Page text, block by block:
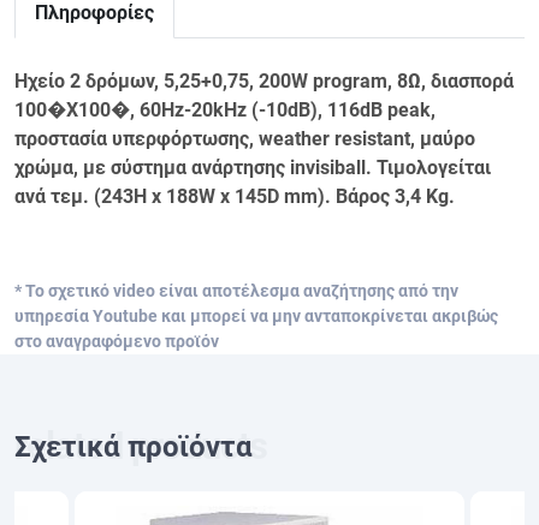
Πληροφορίες
Ηχείο 2 δρόμων, 5,25+0,75, 200W program, 8Ω, διασπορά
100�X100�, 60Hz-20kHz (-10dB), 116dB peak,
προστασία υπερφόρτωσης, weather resistant, μαύρο
χρώμα, με σύστημα ανάρτησης invisiball. Τιμολογείται
ανά τεμ. (243H x 188W x 145D mm). Βάρος 3,4 Kg.
* Το σχετικό video είναι αποτέλεσμα αναζήτησης από την
υπηρεσία Youtube και μπορεί να μην ανταποκρίνεται ακριβώς
στο αναγραφόμενο προϊόν
Σχετικά προϊόντα